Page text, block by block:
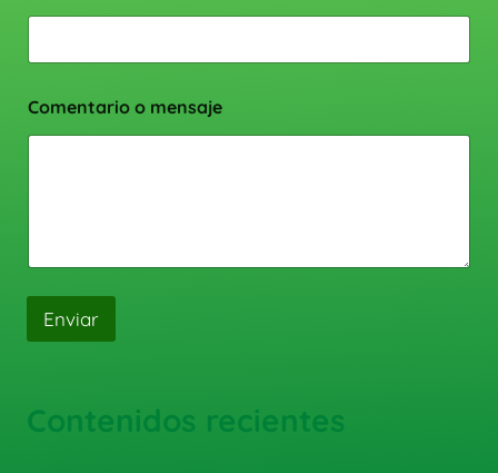
Comentario o mensaje
Enviar
Contenidos recientes